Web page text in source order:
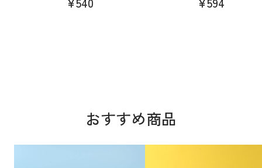
おすすめ商品